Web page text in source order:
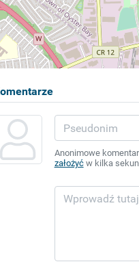
Anonimowe
założyćw kilka